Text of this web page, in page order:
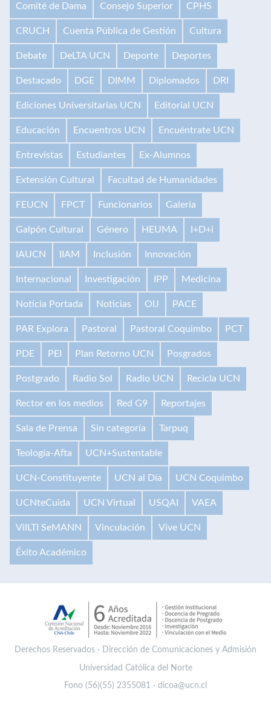
Comité de Dama Consejo Superior CPHS
CRUCH Cuenta Pública de Gestión Cultura
Debate DeLTA UCN Deporte Deportes
Destacado DGE DIMM Diplomados DRI
Ediciones Universitarias UCN Editorial UCN
Educación Encuentros UCN Encuéntrate UCN
Entrevistas Estudiantes Ex-Alumnos
Extensión Cultural Facultad de Humanidades
FEUCN FPCT Funcionarios Galería
Galpón Cultural Género HEUMA I+D+i
IAUCN IIAM Inclusión Innovación
Internacional Investigación IPP Medicina
Noticia Portada Noticias OIJ PACE
PAR Explora Pastoral Pastoral Coquimbo PCT
PDE PEI Plan Retorno UCN Posgrados
Postgrado Radio Sol Radio UCN Recicla UCN
Rector en los medios Red G9 Reportajes
Sala de Prensa Sin categoría Tarpuq
Teología-Afta UCN+Sustentable
UCN-Constituyente UCN al Día UCN Coquimbo
UCNteCuida UCN Virtual USQAI VAEA
VilLTI SeMANN Vinculación Vive UCN
Éxito Académico
Derechos Reservados · Dirección de Comunicaciones y Admisión
Universidad Católica del Norte
Fono (56)(55) 2355081 · dicoa@ucn.cl